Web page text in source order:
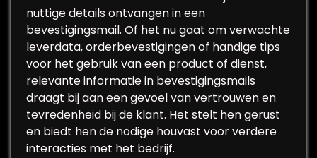
nuttige details ontvangen in een
bevestigingsmail. Of het nu gaat om verwachte
leverdata, orderbevestigingen of handige tips
voor het gebruik van een product of dienst,
relevante informatie in bevestigingsmails
draagt bij aan een gevoel van vertrouwen en
tevredenheid bij de klant. Het stelt hen gerust
en biedt hen de nodige houvast voor verdere
interacties met het bedrijf.